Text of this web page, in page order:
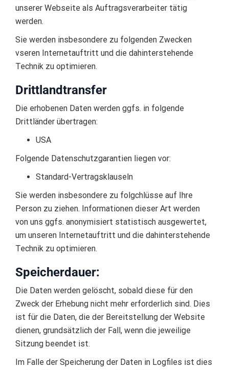
unserer Webseite als Auftragsverarbeiter tätig
werden.
Sie werden insbesondere zu folgenden Zwecken
vseren Internetauftritt und die dahinterstehende
Technik zu optimieren.
Drittlandtransfer
Die erhobenen Daten werden ggfs. in folgende
Drittländer übertragen:
USA
Folgende Datenschutzgarantien liegen vor:
Standard-Vertragsklauseln
Sie werden insbesondere zu folgchlüsse auf Ihre
Person zu ziehen. Informationen dieser Art werden
von uns ggfs. anonymisiert statistisch ausgewertet,
um unseren Internetauftritt und die dahinterstehende
Technik zu optimieren.
Speicherdauer:
Die Daten werden gelöscht, sobald diese für den
Zweck der Erhebung nicht mehr erforderlich sind. Dies
ist für die Daten, die der Bereitstellung der Website
dienen, grundsätzlich der Fall, wenn die jeweilige
Sitzung beendet ist.
Im Falle der Speicherung der Daten in Logfiles ist dies